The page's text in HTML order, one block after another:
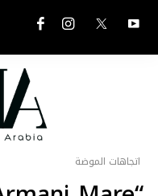
اتجاهات الموضة